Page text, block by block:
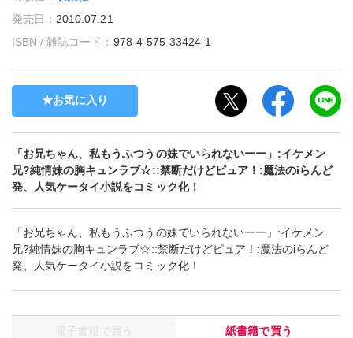
発売日： 2010.07.21
ISBN / 雑誌コード： 978-4-575-33424-1
お気に入り
「お兄ちゃん、私もうふつうの妹でいられないーー」:イケメン
兄?純情妹の胸キュンラブ☆::禁断だけどピュア！:魔法のiらんど
発、人気ケータイ小説をコミック化！
「お兄ちゃん、私もうふつうの妹でいられないーー」:イケメン
兄?純情妹の胸キュンラブ☆::禁断だけどピュア！:魔法のiらんど
発、人気ケータイ小説をコミック化！
電子書籍で買う 紙書籍で買う